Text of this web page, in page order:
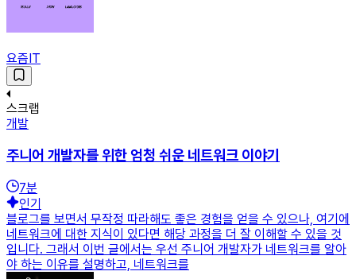
요즘IT
스크랩
개발
주니어 개발자를 위한 엄청 쉬운 네트워크 이야기
7분
인기
블로그를 보면서 무작정 따라해도 좋은 경험을 얻을 수 있으나, 여기에
네트워크에 대한 지식이 있다면 해당 과정을 더 잘 이해할 수 있을 것
입니다. 그래서 이번 글에서는 우선 주니어 개발자가 네트워크를 알아
야 하는 이유를 설명하고, 네트워크를